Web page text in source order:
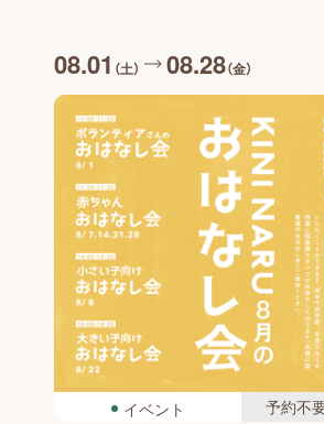
08.01 （土） 08.28（金）
イベント 予約不